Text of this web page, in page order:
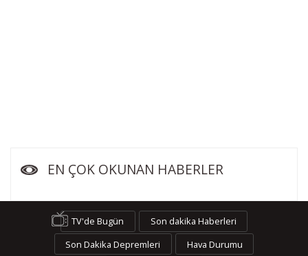
EN ÇOK OKUNAN HABERLER
TV'de Bugün
Son dakika Haberleri
Son Dakika Depremleri
Hava Durumu